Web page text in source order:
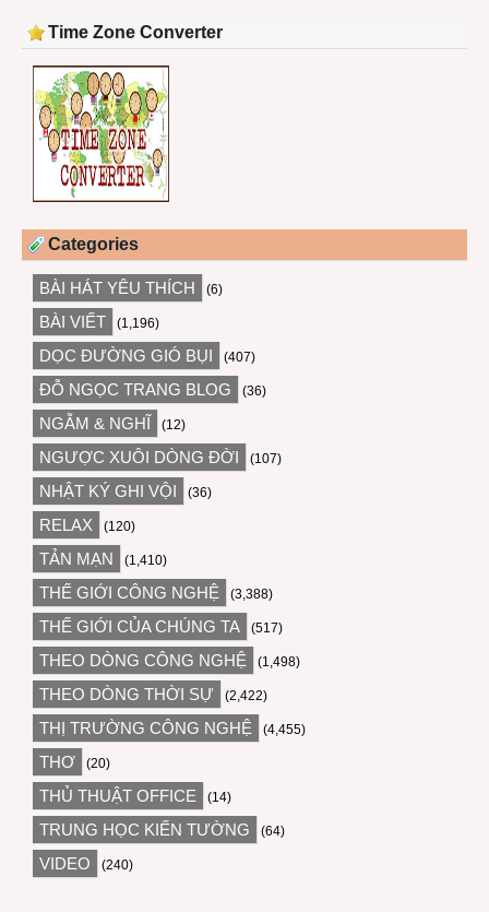
Time Zone Converter
Categories
BÀI HÁT YÊU THÍCH (6)
BÀI VIẾT (1,196)
DỌC ĐƯỜNG GIÓ BỤI (407)
ĐỖ NGỌC TRANG BLOG (36)
NGẪM & NGHĨ (12)
NGƯỢC XUÔI DÒNG ĐỜI (107)
NHẬT KÝ GHI VỘI (36)
RELAX (120)
TẢN MẠN (1,410)
THẾ GIỚI CÔNG NGHỆ (3,388)
THẾ GIỚI CỦA CHÚNG TA (517)
THEO DÒNG CÔNG NGHỆ (1,498)
THEO DÒNG THỜI SỰ (2,422)
THỊ TRƯỜNG CÔNG NGHỆ (4,455)
THƠ (20)
THỦ THUẬT OFFICE (14)
TRUNG HỌC KIẾN TƯỜNG (64)
VIDEO (240)